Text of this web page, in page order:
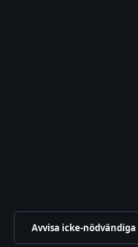
Avvisa icke-nödvändiga
↑